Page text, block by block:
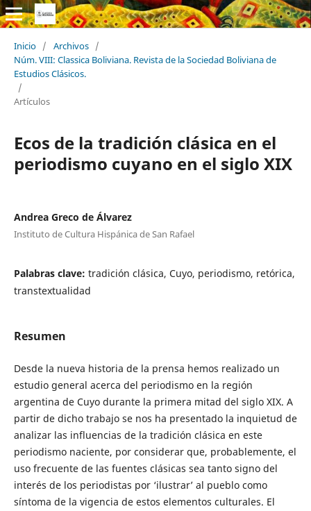
Inicio / Archivos /
Núm. VIII: Classica Boliviana. Revista de la Sociedad Boliviana de
Estudios Clásicos.
/
Artículos
Ecos de la tradición clásica en el
periodismo cuyano en el siglo XIX
Andrea Greco de Álvarez
Instituto de Cultura Hispánica de San Rafael
Palabras clave: tradición clásica, Cuyo, periodismo, retórica,
transtextualidad
Resumen
Desde la nueva historia de la prensa hemos realizado un
estudio general acerca del periodismo en la región
argentina de Cuyo durante la primera mitad del siglo XIX. A
partir de dicho trabajo se nos ha presentado la inquietud de
analizar las influencias de la tradición clásica en este
periodismo naciente, por considerar que, probablemente, el
uso frecuente de las fuentes clásicas sea tanto signo del
interés de los periodistas por ‘ilustrar’ al pueblo como
síntoma de la vigencia de estos elementos culturales. El